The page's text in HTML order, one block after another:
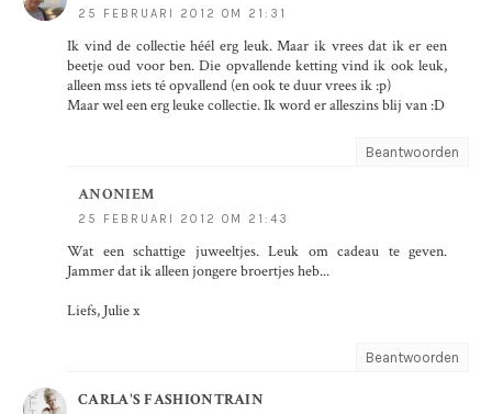
25 FEBRUARI 2012 OM 21:31
Ik vind de collectie héél erg leuk. Maar ik vrees dat ik er een
beetje oud voor ben. Die opvallende ketting vind ik ook leuk,
alleen mss iets té opvallend (en ook te duur vrees ik :p)
Maar wel een erg leuke collectie. Ik word er alleszins blij van :D
Beantwoorden
ANONIEM
25 FEBRUARI 2012 OM 21:43
Wat een schattige juweeltjes. Leuk om cadeau te geven.
Jammer dat ik alleen jongere broertjes heb...
Liefs, Julie x
Beantwoorden
CARLA'S FASHIONTRAIN